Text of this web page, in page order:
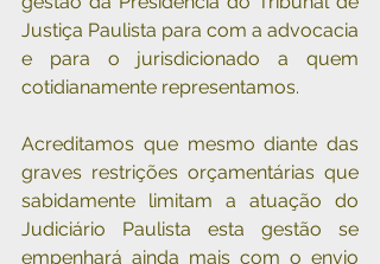
Justiça Paulista para com a advocacia
e para o jurisdicionado a quem
cotidianamente representamos.
Acreditamos que mesmo diante das
graves restrições orçamentárias que
sabidamente limitam a atuação do
Judiciário Paulista esta gestão se
empenhará ainda mais com o envio